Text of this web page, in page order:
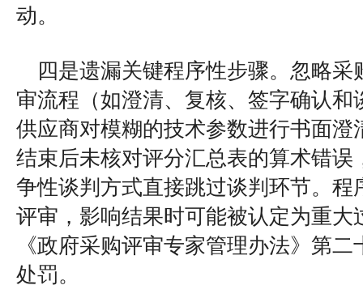
动。
四是遗漏关键程序性步骤。忽略
审流程（如澄清、复核、签字确认和
供应商对模糊的技术参数进行书面澄
结束后未核对评分汇总表的算术错误
争性谈判方式直接跳过谈判环节。程
评审，影响结果时可能被认定为重大
《政府采购评审专家管理办法》第
处罚。